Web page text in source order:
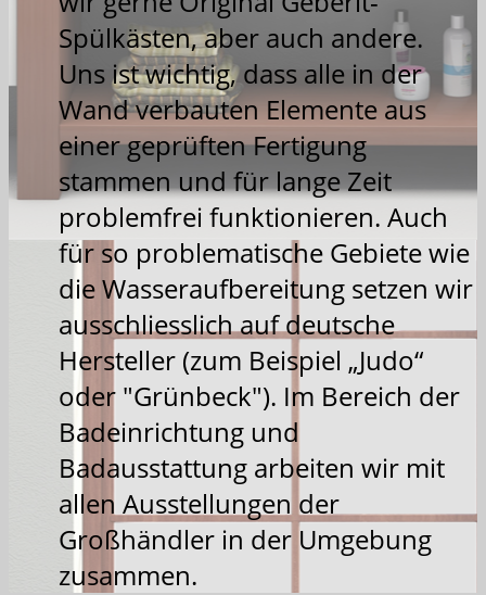
Spülkästen, aber auch andere.
Uns ist wichtig, dass alle in der
Wand verbauten Elemente aus
einer geprüften Fertigung
stammen und für lange Zeit
problemfrei funktionieren. Auch
für so problematische Gebiete wie
die Wasseraufbereitung setzen wir
ausschliesslich auf deutsche
Hersteller (zum Beispiel „Judo“
oder "Grünbeck"). Im Bereich der
Badeinrichtung und
Badausstattung arbeiten wir mit
allen Ausstellungen der
Großhändler in der Umgebung
zusammen.